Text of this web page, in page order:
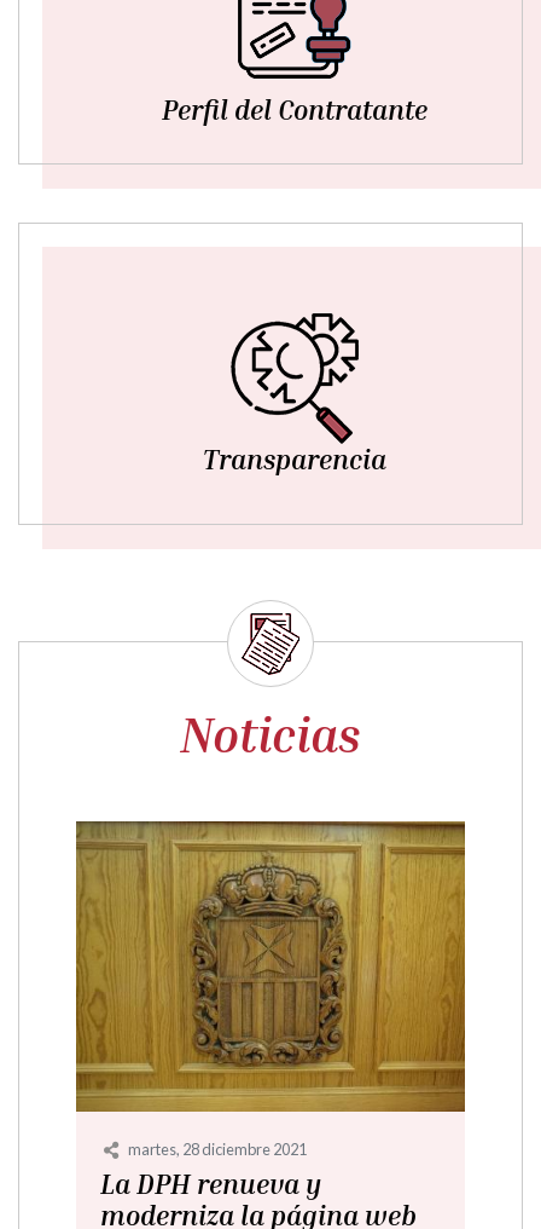
Perfil del Contratante
Transparencia
Noticias
martes, 28 diciembre 2021
La DPH renueva y
moderniza la página web